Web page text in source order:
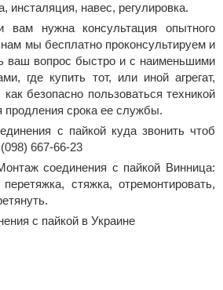
инсталяция, навес, регулировка.
вам нужна консультация опытного
мы бесплатно проконсультируем и
ваш вопрос быстро и с наименьшими
где купить тот, или иной агрегат,
безопасно пользоваться техникой
продления срока ее службы.
с пайкой куда звонить чтоб
667-66-23
соединения с пайкой Винница:
стяжка, отремонтировать,
с пайкой в Украине